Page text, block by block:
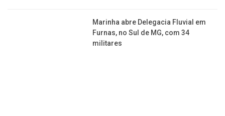
Marinha abre Delegacia Fluvial em
Furnas, no Sul de MG, com 34
militares